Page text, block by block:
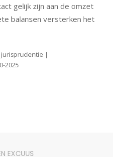
gelijk zijn aan de omzet
balansen versterken het
jurisprudentie |
2025
EXCUUS